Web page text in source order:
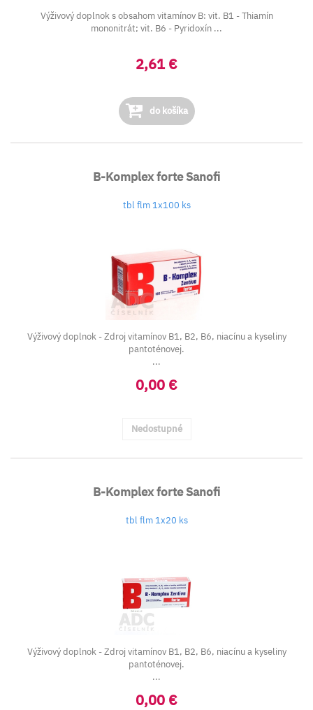
Výživový doplnok s obsahom vitamínov B: vit. B1 - Thiamín
mononitrát; vit. B6 - Pyridoxín ...
2,61 €
do košíka
B-Komplex forte Sanofi
tbl flm 1x100 ks
Výživový doplnok - Zdroj vitamínov B1, B2, B6, niacínu a kyseliny
pantoténovej.
...
0,00 €
Nedostupné
B-Komplex forte Sanofi
tbl flm 1x20 ks
Výživový doplnok - Zdroj vitamínov B1, B2, B6, niacínu a kyseliny
pantoténovej.
...
0,00 €